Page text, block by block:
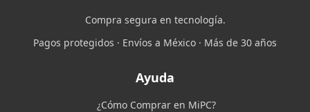
Compra segura en tecnología.
Pagos protegidos · Envíos a México · Más de 30 años
Ayuda
¿Cómo Comprar en MiPC?